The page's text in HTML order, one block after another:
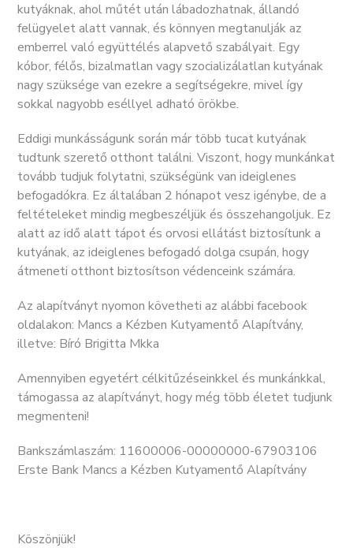
kutyáknak, ahol műtét után lábadozhatnak, állandó
felügyelet alatt vannak, és könnyen megtanulják az
emberrel való együttélés alapvető szabályait. Egy
kóbor, félős, bizalmatlan vagy szocializálatlan kutyának
nagy szüksége van ezekre a segítségekre, mivel így
sokkal nagyobb eséllyel adható örökbe.
Eddigi munkásságunk során már több tucat kutyának
tudtunk szerető otthont találni. Viszont, hogy munkánkat
tovább tudjuk folytatni, szükségünk van ideiglenes
befogadókra. Ez általában 2 hónapot vesz igénybe, de a
feltételeket mindig megbeszéljük és összehangoljuk. Ez
alatt az idő alatt tápot és orvosi ellátást biztosítunk a
kutyának, az ideiglenes befogadó dolga csupán, hogy
átmeneti otthont biztosítson védenceink számára.
Az alapítványt nyomon követheti az alábbi facebook
oldalakon: Mancs a Kézben Kutyamentő Alapítvány,
illetve: Bíró Brigitta Mkka
Amennyiben egyetért célkitűzéseinkkel és munkánkkal,
támogassa az alapítványt, hogy még több életet tudjunk
megmenteni!
Bankszámlaszám: 11600006-00000000-67903106
Erste Bank Mancs a Kézben Kutyamentő Alapítvány
Köszönjük!